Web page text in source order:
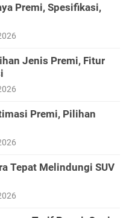
Premi, Spesifikasi,
Jenis Premi, Fitur
Premi, Pilihan
Tepat Melindungi SUV